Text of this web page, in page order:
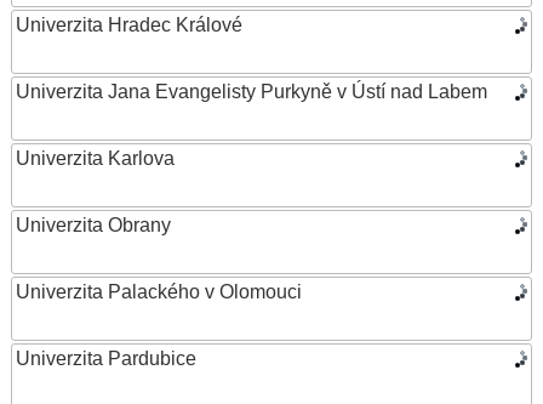
Univerzita Hradec Králové
Univerzita Jana Evangelisty Purkyně v Ústí nad Labem
Univerzita Karlova
Univerzita Obrany
Univerzita Palackého v Olomouci
Univerzita Pardubice